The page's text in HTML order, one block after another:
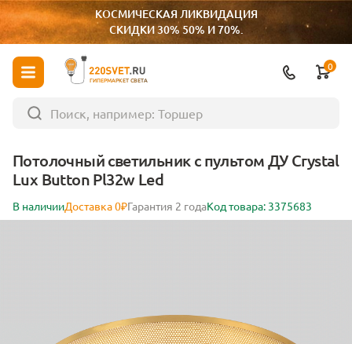
КОСМИЧЕСКАЯ ЛИКВИДАЦИЯ
СКИДКИ 30% 50% И 70%.
ГИПЕРМАРКЕТ СВЕТА
0
Потолочный светильник с пультом ДУ Crystal
Lux Button Pl32w Led
В наличииДоставка 0₽Гарантия 2 годаКод товара: 3375683